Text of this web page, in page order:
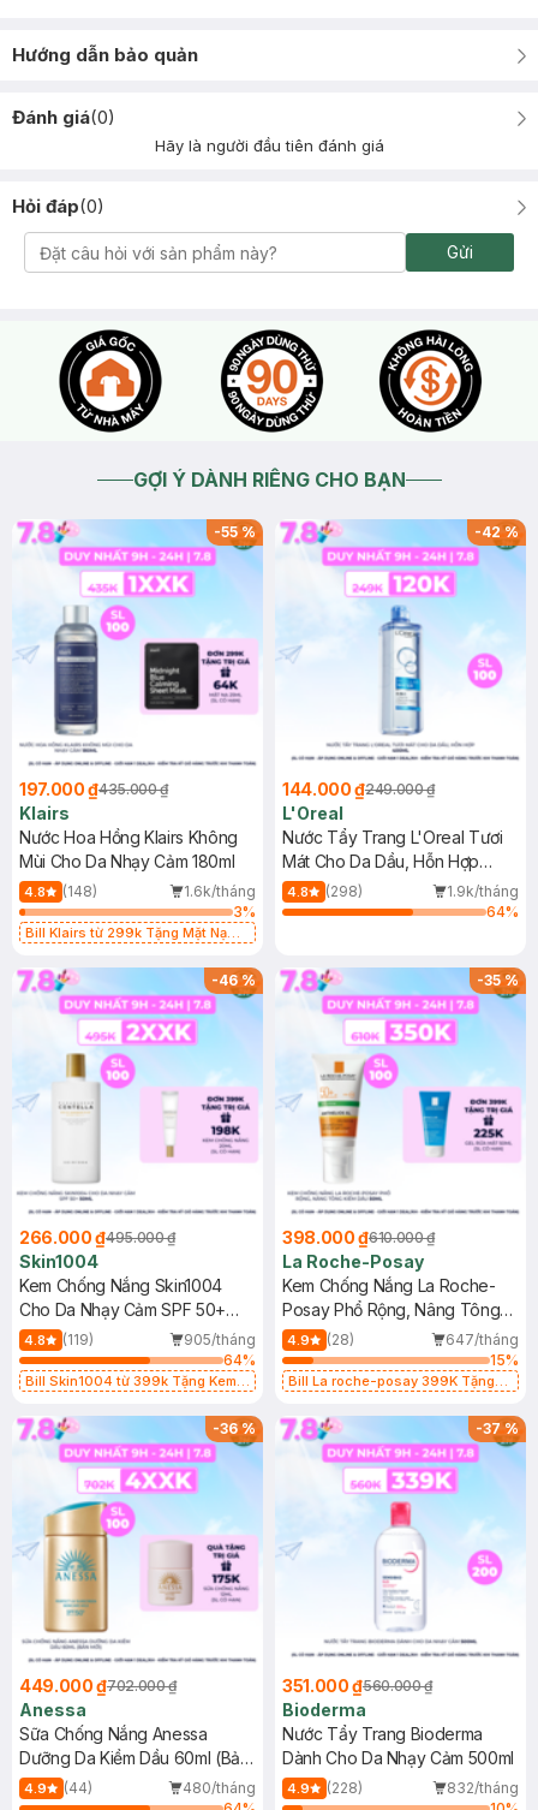
Hướng dẫn bảo quản
Đánh giá(0)
Hãy là người đầu tiên đánh giá
Hỏi đáp(0)
Gửi
GỢI Ý DÀNH RIÊNG CHO BẠN
-55%
197.000 ₫435.000 ₫
Klairs
Nước Hoa Hồng Klairs Không
Mùi Cho Da Nhạy Cảm 180ml
4.8 (148)
1.6k/tháng
3%
Bill Klairs từ 299k Tặng Mặt Nạ
25ml (SL Có Hạn)
-42%
144.000 ₫249.000 ₫
L'Oreal
Nước Tẩy Trang L'Oreal Tươi
Mát Cho Da Dầu, Hỗn Hợp
400ml
4.8 (298)
1.9k/tháng
64%
-46%
266.000 ₫495.000 ₫
Skin1004
Kem Chống Nắng Skin1004
Cho Da Nhạy Cảm SPF 50+
50ml
4.8 (119)
905/tháng
64%
Bill Skin1004 từ 399k Tặng Kem
SPF 50+ 20ml (SL Có Hạn)
-35%
398.000 ₫610.000 ₫
La Roche-Posay
Kem Chống Nắng La Roche-
Posay Phổ Rộng, Nâng Tông
Kiềm Dầu 50ml
4.9 (28)
647/tháng
15%
Bill La roche-posay 399K Tặng
(SL có hạn)
-36%
449.000 ₫702.000 ₫
Anessa
Sữa Chống Nắng Anessa
Dưỡng Da Kiềm Dầu 60ml (Bản
Mới)
4.9 (44)
480/tháng
-37%
351.000 ₫560.000 ₫
Bioderma
Nước Tẩy Trang Bioderma
Dành Cho Da Nhạy Cảm 500ml
4.9 (228)
832/tháng